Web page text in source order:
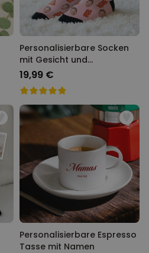
Personalisierbare Socken
mit Gesicht und
verschiedenen Designs
19,99 €
Personalisierbare Espresso
Tasse mit Namen